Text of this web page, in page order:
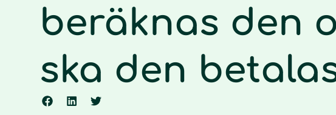
beräknas den
ska den